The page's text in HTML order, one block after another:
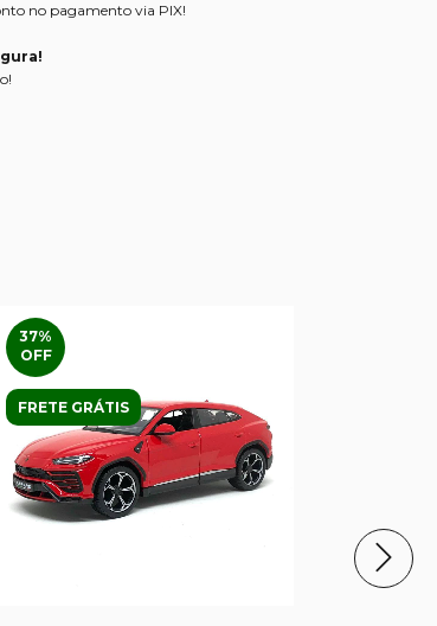
no pagamento via PIX!
37%
OFF
FRETE GRÁTIS